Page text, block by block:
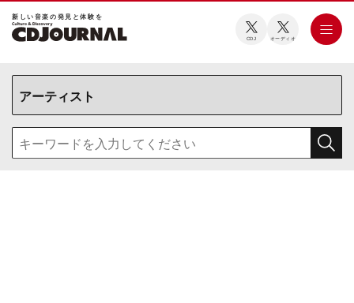
新しい⾳楽の発⾒と体験を
CDJ オーディオ